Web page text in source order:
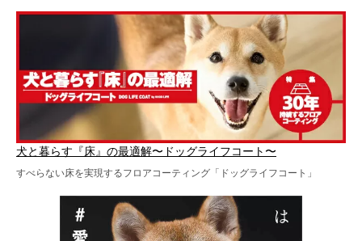
犬と暮らす『床』の最適解〜ドッグライフコート〜
すべらない床を実現するフロアコーティング「ドッグライフコート」